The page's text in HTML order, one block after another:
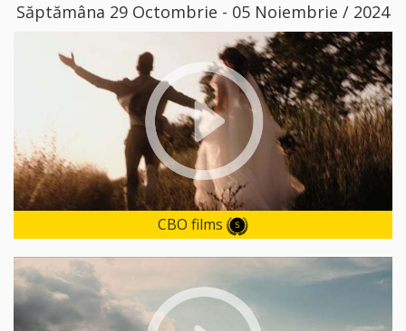
Săptămâna 29 Octombrie - 05 Noiembrie / 2024
CBO films